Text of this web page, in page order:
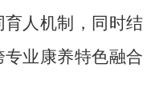
人机制，同时结
业康养特色融合